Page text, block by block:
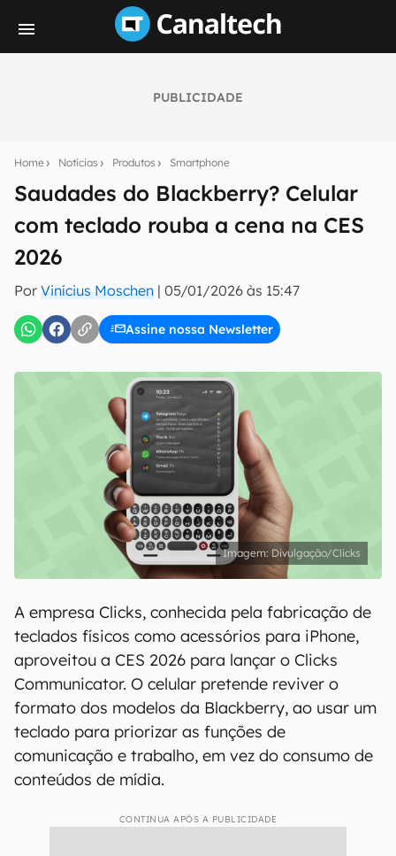
PUBLICIDADE
Home Notícias Produtos Smartphone
Saudades do Blackberry? Celular
com teclado rouba a cena na CES
2026
Por Vinícius Moschen | 05/01/2026 às 15:47
Assine nossa Newsletter
notícias e reviews sobre tecnologia em primeira
mão.
E-mail
inscreva-se
Uso e Política de Privacidade do Canaltech.
Divulgação/Clicks
A empresa Clicks, conhecida pela fabricação de
teclados físicos como acessórios para iPhone,
aproveitou a CES 2026 para lançar o Clicks
Communicator. O celular pretende reviver o
formato dos modelos da Blackberry, ao usar um
teclado para priorizar as funções de
comunicação e trabalho, em vez do consumo de
conteúdos de mídia.
CONTINUA APÓS A PUBLICIDADE